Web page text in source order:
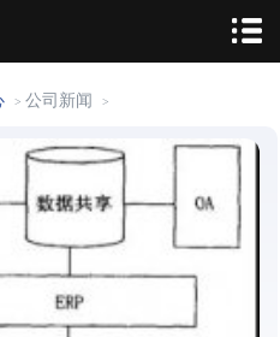
> 公司新闻 >